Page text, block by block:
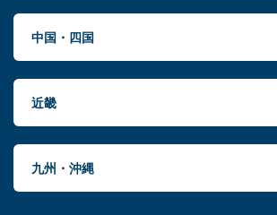
中国・四国
近畿
九州・沖縄